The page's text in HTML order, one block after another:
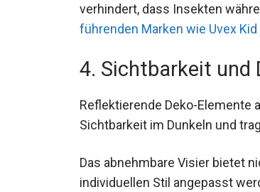
verhindert, dass Insekten
führenden Marken wie Uvex
4. Sichtbarkeit und
Reflektierende Deko-Elemente
Sichtbarkeit im Dunkeln und
Das abnehmbare Visier bietet
dem individuellen Stil angepasst